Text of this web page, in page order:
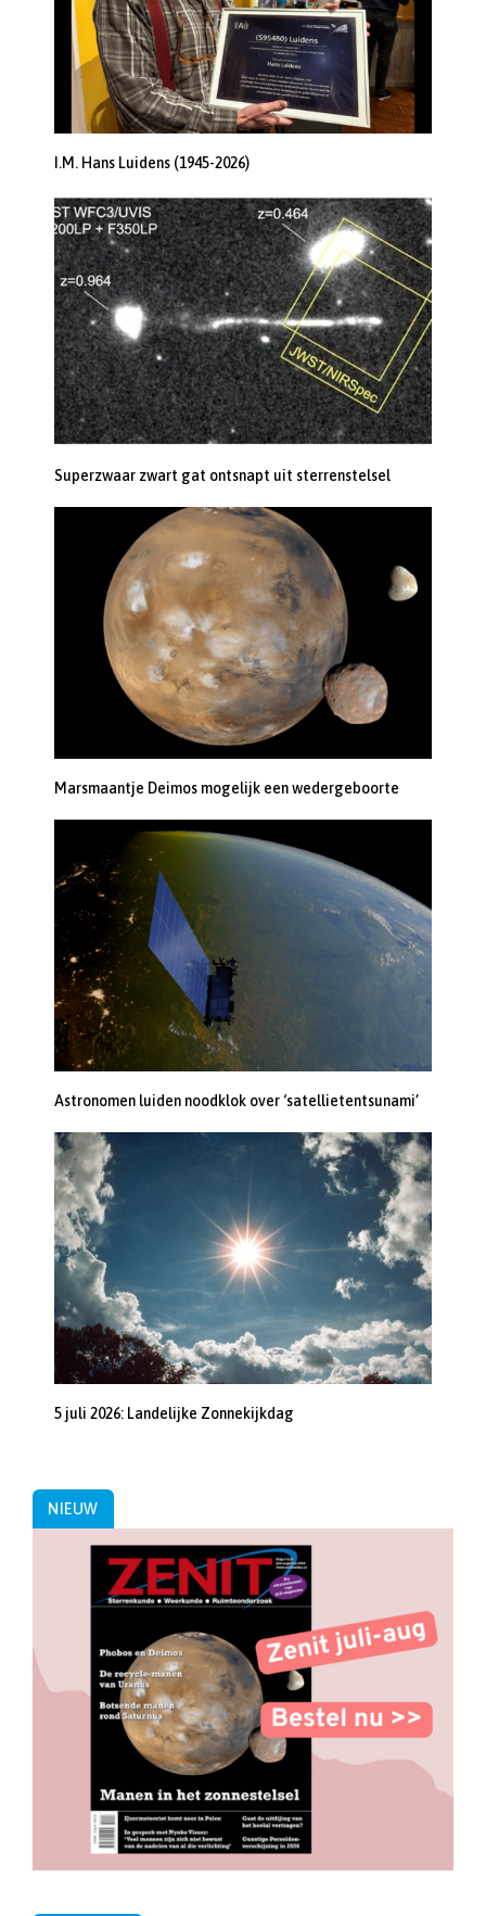
I.M. Hans Luidens (1945-2026)
Superzwaar zwart gat ontsnapt uit sterrenstelsel
Marsmaantje Deimos mogelijk een wedergeboorte
Astronomen luiden noodklok over ‘satellietentsunami’
5 juli 2026: Landelijke Zonnekijkdag
NIEUW